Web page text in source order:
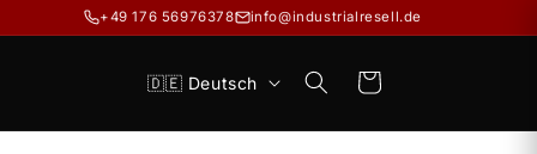
+49 176 56976378 info@industrialresell.de
S🇩🇪 Deutsch Warenkorb